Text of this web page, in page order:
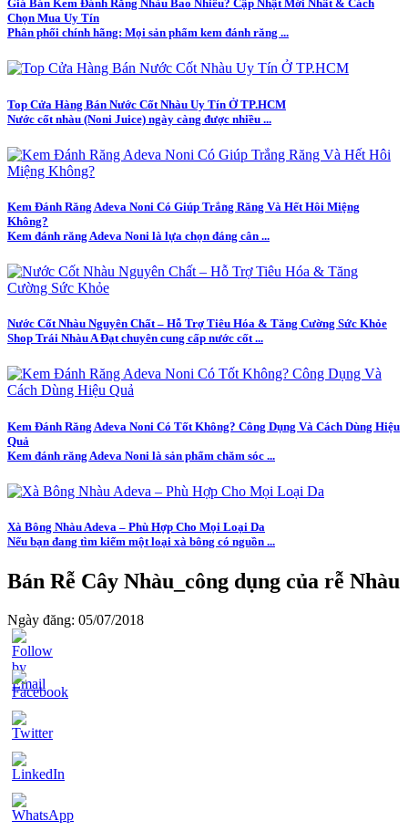
Giá Bán Kem Đánh Răng Nhàu Bao Nhiêu? Cập Nhật Mới Nhất & Cách
Chọn Mua Uy Tín
Phân phối chính hãng: Mọi sản phẩm kem đánh răng ...
Top Cửa Hàng Bán Nước Cốt Nhàu Uy Tín Ở TP.HCM
Nước cốt nhàu (Noni Juice) ngày càng được nhiều ...
Kem Đánh Răng Adeva Noni Có Giúp Trắng Răng Và Hết Hôi Miệng
Không?
Kem đánh răng Adeva Noni là lựa chọn đáng cân ...
Nước Cốt Nhàu Nguyên Chất – Hỗ Trợ Tiêu Hóa & Tăng Cường Sức Khỏe
Shop Trái Nhàu A Đạt chuyên cung cấp nước cốt ...
Kem Đánh Răng Adeva Noni Có Tốt Không? Công Dụng Và Cách Dùng Hiệu
Quả
Kem đánh răng Adeva Noni là sản phẩm chăm sóc ...
Xà Bông Nhàu Adeva – Phù Hợp Cho Mọi Loại Da
Nếu bạn đang tìm kiếm một loại xà bông có nguồn ...
Bán Rễ Cây Nhàu_công dụng của rễ Nhàu
Ngày đăng: 05/07/2018